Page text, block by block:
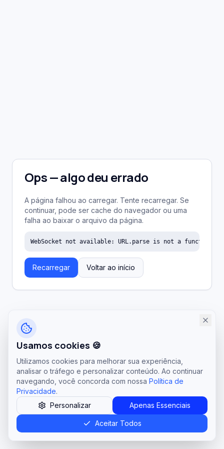
Ops — algo deu errado
A página falhou ao carregar. Tente recarregar. Se
continuar, pode ser cache do navegador ou uma
falha ao baixar o arquivo da página.
WebSocket not available: URL.parse is not a function
Recarregar Voltar ao início
Usamos cookies 🍪
Utilizamos cookies para melhorar sua experiência,
analisar o tráfego e personalizar conteúdo. Ao continuar
navegando, você concorda com nossa Política de
Privacidade.
Personalizar
Apenas Essenciais
Aceitar Todos